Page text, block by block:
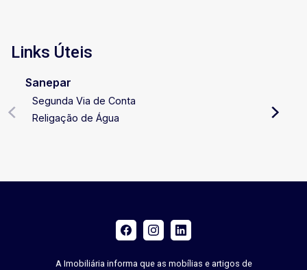
patrimonial, esta é uma oportunidade única.
tudo o que este imóvel extraordinário tem a
oferecer.
Links Úteis
Sanepar
Segunda Via de Conta
Religação de Água
A Imobiliária informa que as mobílias e artigos de